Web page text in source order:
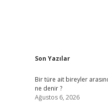
Sidebar
Son Yazılar
Bir türe ait bireyler
ne denir ?
Ağustos 6, 2026